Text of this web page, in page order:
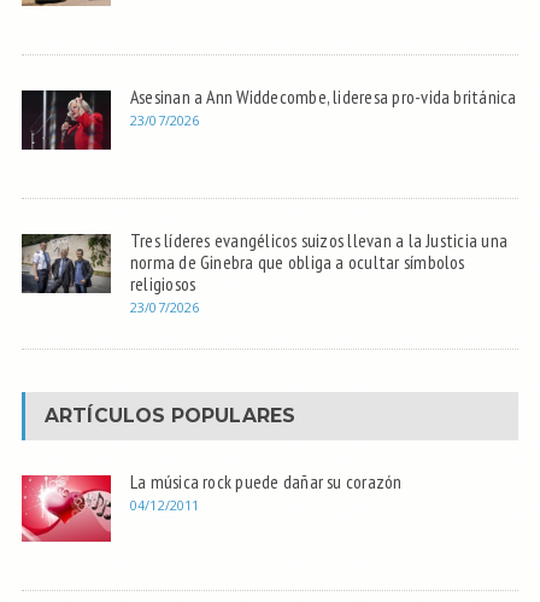
Asesinan a Ann Widdecombe, lideresa pro-vida británica
23/07/2026
Tres líderes evangélicos suizos llevan a la Justicia una
norma de Ginebra que obliga a ocultar símbolos
religiosos
23/07/2026
ARTÍCULOS POPULARES
La música rock puede dañar su corazón
04/12/2011